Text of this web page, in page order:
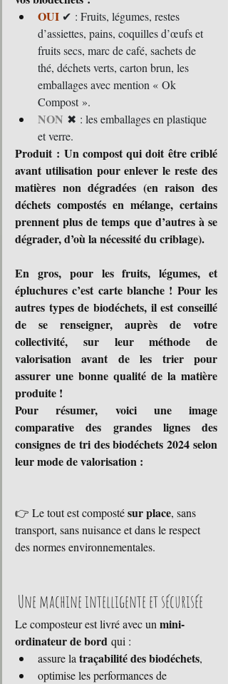
OUI ✔ : Fruits, légumes, restes
d’assiettes, pains, coquilles d’œufs et
fruits secs, marc de café, sachets de
thé, déchets verts, carton brun, les
emballages avec mention « Ok
Compost ».
NON ✖ : les emballages en plastique
et verre.
Produit : Un compost qui doit être criblé
avant utilisation pour enlever le reste des
matières non dégradées (en raison des
déchets compostés en mélange, certains
prennent plus de temps que d’autres à se
dégrader, d’où la nécessité du criblage).
En gros, pour les fruits, légumes, et
épluchures c’est carte blanche ! Pour les
autres types de biodéchets, il est conseillé
de se renseigner, auprès de votre
collectivité, sur leur méthode de
valorisation avant de les trier pour
assurer une bonne qualité de la matière
produite !
Pour résumer, voici une image
comparative des grandes lignes des
consignes de tri des biodéchets 2024 selon
leur mode de valorisation :
👉 Le tout est composté sur place, sans
transport, sans nuisance et dans le respect
des normes environnementales.
Une machine intelligente et sécurisée
Le composteur est livré avec un mini-
ordinateur de bord qui :
assure la traçabilité des biodéchets,
optimise les performances de